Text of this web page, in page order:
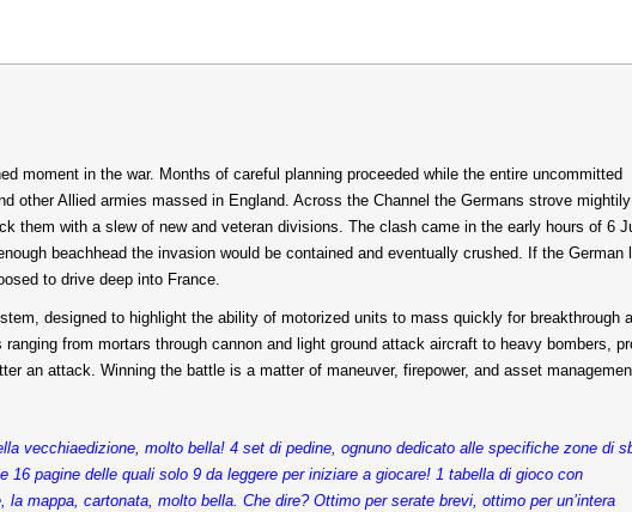
moment in the war. Months of careful planning proceeded while the entire uncommitted
other Allied armies massed in England. Across the Channel the Germans strove
them with a slew of new and veteran divisions. The clash came in the early hours of 6
beachhead the invasion would be contained and eventually crushed. If the German
to drive deep into France.
designed to highlight the ability of motorized units to mass quickly for breakthrough
from mortars through cannon and light ground attack aircraft to heavy bombers,
an attack. Winning the battle is a matter of maneuver, firepower, and asset
vecchiaedizione, molto bella! 4 set di pedine, ognuno dedicato alle specifiche zone di
16 pagine delle quali solo 9 da leggere per iniziare a giocare! 1 tabella di gioco con
mappa, cartonata, molto bella. Che dire? Ottimo per serate brevi, ottimo per un’intera